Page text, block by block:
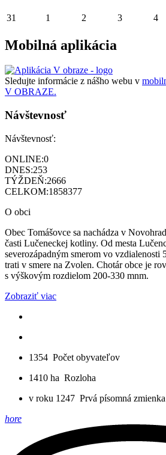
31
1 2 3 4
Mobilná aplikácia
Sledujte informácie z nášho webu v
V OBRAZE.
Návštevnosť
Návštevnosť:
ONLINE:0
DNES:253
TÝŽDEŇ:2666
CELKOM:1858377
O obci
Obec Tomášovce sa nachádza v
časti Lučeneckej kotliny. Od mesta
severozápadným smerom vo vzdialenosti
trati v smere na Zvolen. Chotár obce je
s výškovým rozdielom 200-330 mnm.
Zobraziť viac
1354 Počet obyvateľov
1410 ha Rozloha
v roku 1247 Prvá písomná zmienka
hore